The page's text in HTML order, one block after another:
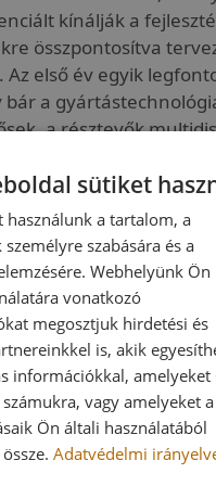
kínálják a
összpontosítva
első év egyik
a
a résztevők
nem tűnnek
A következő év fő
integrálása,
ipari szinten a
jöhet létre.
különösen fontos
lehetőséget nyújt a
szaktudásának és
és a
potenciális
Az ilyen
innovációhoz,
sütiket
használunk a tartalom, a
szabására és a
Webhelyünk Ön
vonatkozó
megosztjuk hirdetési és
is, akik
információkkal, amelyeket
vagy amelyeket a
Ön általi használatából
Adatvédelmi